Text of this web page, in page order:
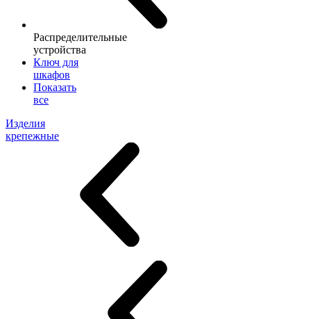
Распределительные
устройства
Ключ для
шкафов
Показать
все
Изделия
крепежные